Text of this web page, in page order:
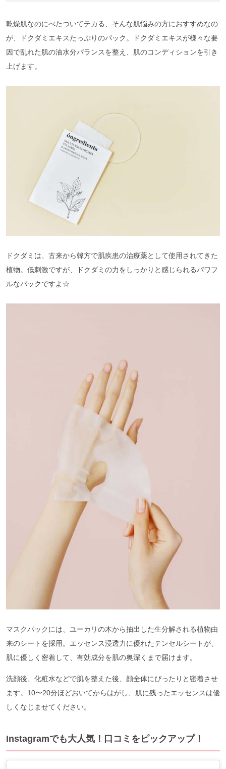
乾燥肌なのにべたついてテカる、そんな肌悩みの方におすすめなの
が、ドクダミエキスたっぷりのパック。ドクダミエキスが様々な要
因で乱れた肌の油水分バランスを整え、肌のコンディションを引き
上げます。
ドクダミは、古来から韓方で肌疾患の治療薬として使用されてきた
植物。低刺激ですが、ドクダミの力をしっかりと感じられるパワフ
ルなパックですよ☆
マスクパックには、ユーカリの木から抽出した生分解される植物由
来のシートを採用。エッセンス浸透力に優れたテンセルシートが、
肌に優しく密着して、有効成分を肌の奥深くまで届けます。
洗顔後、化粧水などで肌を整えた後、顔全体にぴったりと密着させ
ます。10〜20分ほどおいてからはがし、肌に残ったエッセンスは優
しくなじませてください。
Instagramでも大人気！口コミをピックアップ！